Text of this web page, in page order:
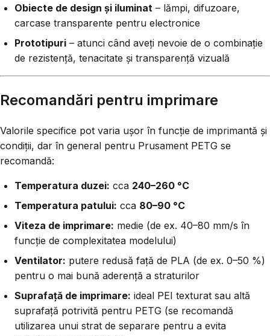
Obiecte de design și iluminat – lămpi, difuzoare,
carcase transparente pentru electronice
Prototipuri – atunci când aveți nevoie de o combinație
de rezistență, tenacitate și transparență vizuală
Recomandări pentru imprimare
Valorile specifice pot varia ușor în funcție de imprimantă și
condiții, dar în general pentru Prusament PETG se
recomandă:
Temperatura duzei: cca 240–260 °C
Temperatura patului: cca 80–90 °C
Viteza de imprimare: medie (de ex. 40–80 mm/s în
funcție de complexitatea modelului)
Ventilator: putere redusă față de PLA (de ex. 0–50 %)
pentru o mai bună aderență a straturilor
Suprafață de imprimare: ideal PEI texturat sau altă
suprafață potrivită pentru PETG (se recomandă
utilizarea unui strat de separare pentru a evita